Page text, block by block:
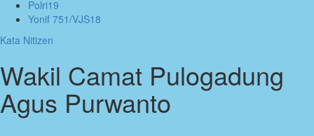
Polri19
Yonif 751/VJS18
Kata Nitizen
Wakil Camat Pulogadung
Agus Purwanto